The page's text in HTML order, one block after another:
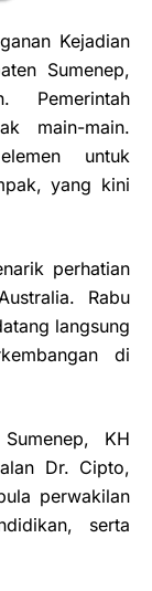
Kejadian
Sumenep,
Pemerintah
main-main.
untuk
yang kini
perhatian
Rabu
langsung
di
KH
Dr. Cipto,
perwakilan
serta